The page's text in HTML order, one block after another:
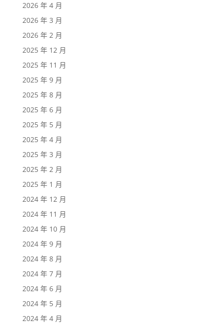
2026 年 4 月
2026 年 3 月
2026 年 2 月
2025 年 12 月
2025 年 11 月
2025 年 9 月
2025 年 8 月
2025 年 6 月
2025 年 5 月
2025 年 4 月
2025 年 3 月
2025 年 2 月
2025 年 1 月
2024 年 12 月
2024 年 11 月
2024 年 10 月
2024 年 9 月
2024 年 8 月
2024 年 7 月
2024 年 6 月
2024 年 5 月
2024 年 4 月